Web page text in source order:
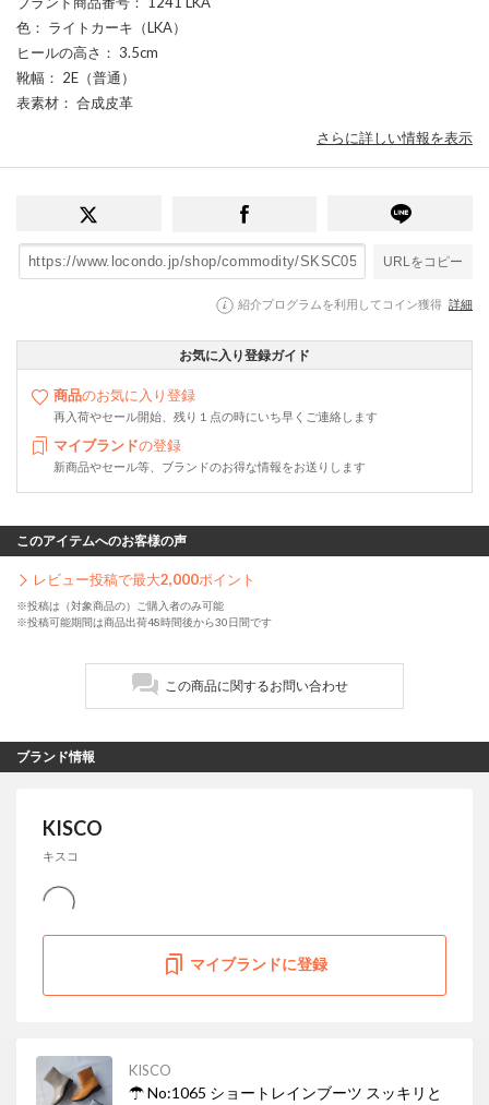
色 ： ライトカーキ（LKA）
ヒールの高さ ： 3.5cm
靴幅 ： 2E（普通）
表素材 ： 合成皮革
さらに詳しい情報を表示
URLをコピー
紹介プログラムを利用してコイン獲得 詳細
お気に入り登録ガイド
商品のお気に入り登録
再入荷やセール開始、残り１点の時にいち早くご連絡します
マイブランドの登録
新商品やセール等、ブランドのお得な情報をお送りします
このアイテムへのお客様の声
レビュー投稿で最大2,000ポイント
※投稿は（対象商品の）ご購入者のみ可能
※投稿可能期間は商品出荷48時間後から30日間です
この商品に関するお問い合わせ
ブランド情報
KISCO
キスコ
マイブランドに登録
KISCO
☂ No:1065 ショートレインブーツ スッキリと